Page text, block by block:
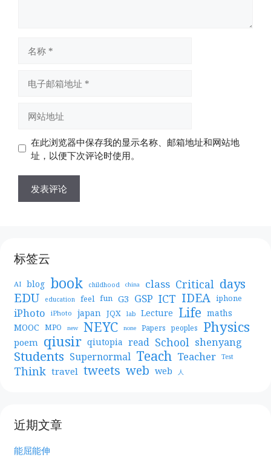
址
址
在此浏览器中保存我的显示名称、邮箱地址和网站地
址，以便下次评论时使用。
标签云
AI blog book childhood china class Critical days
EDU education feel fun G3 GSP ICT IDEA iphone
iPhoto iPhoto japan JQX lab Lecture Life maths
MOOC MPO new NEYC none Papers peoples Physics
poem qiusir qiutopia read School shenyang
Students Supernormal Teach Teacher Test
Think travel tweets web web 人
近期文章
能屈能伸